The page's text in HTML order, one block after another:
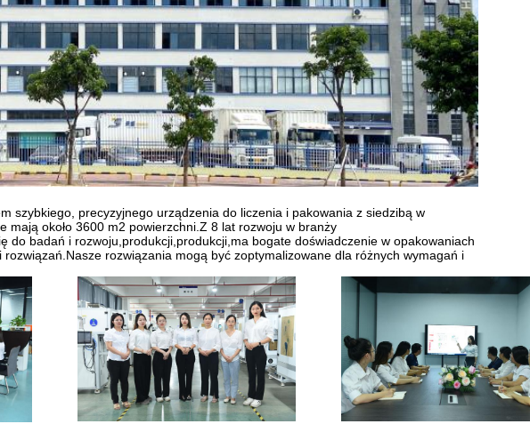
szybkiego, precyzyjnego urządzenia do liczenia i pakowania z siedzibą w
mają około 3600 m2 powierzchni.Z 8 lat rozwoju w branży
do badań i rozwoju,produkcji,produkcji,ma bogate doświadczenie w opakowaniach
rozwiązania mogą być zoptymalizowane dla różnych wymagań i